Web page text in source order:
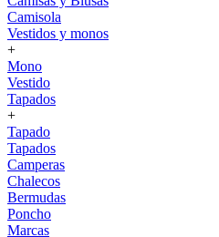
Camisola
Vestidos y monos
+
Mono
Vestido
Tapados
+
Tapado
Tapados
Camperas
Chalecos
Bermudas
Poncho
Marcas